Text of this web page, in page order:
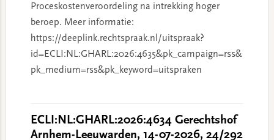
Proceskostenveroordeling na intrekking hoger
beroep. Meer informatie:
https://deeplink.rechtspraak.nl/uitspraak?
id=ECLI:NL:GHARL:2026:4635&pk_campaign=rss&
pk_medium=rss&pk_keyword=uitspraken
ECLI:NL:GHARL:2026:4634 Gerechtshof
Arnhem-Leeuwarden, 14-07-2026, 24/292